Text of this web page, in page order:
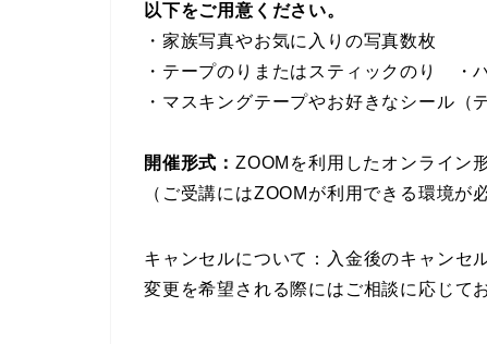
以下をご用意ください。
・家族写真やお気に入りの写真数枚
・テープのりまたはスティックのり ・
・マスキングテープやお好きなシール（
開催形式： ZOOMを利用したオンライン形
（ご受講にはZOOMが利用できる環境が
キャンセルについて：入金後のキャンセ
変更を希望される際にはご相談に応じて